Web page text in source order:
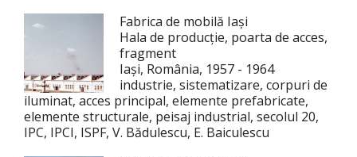
Fabrica de mobilă Iași
Hala de producție, poarta de acces,
fragment
Iași, România, 1957 - 1964
industrie, sistematizare, corpuri de
iluminat, acces principal, elemente prefabricate,
elemente structurale, peisaj industrial, secolul 20,
IPC, IPCI, ISPF, V. Bădulescu, E. Baiculescu